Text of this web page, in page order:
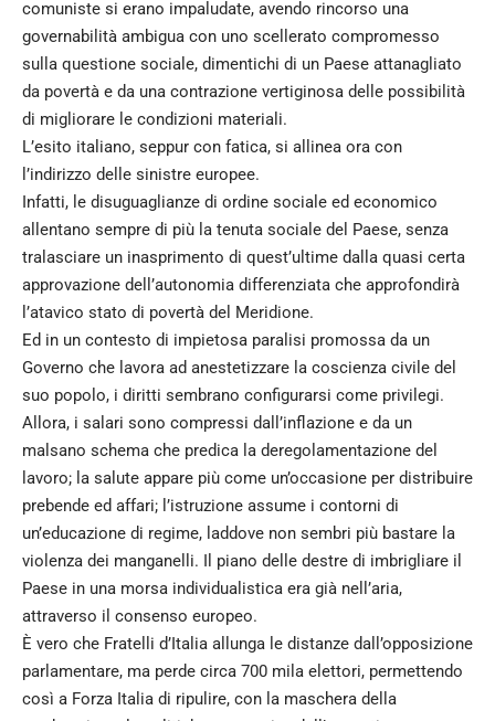
comuniste si erano impaludate, avendo rincorso una
governabilità ambigua con uno scellerato compromesso
sulla questione sociale, dimentichi di un Paese attanagliato
da povertà e da una contrazione vertiginosa delle possibilità
di migliorare le condizioni materiali.
L’esito italiano, seppur con fatica, si allinea ora con
l’indirizzo delle sinistre europee.
Infatti, le disuguaglianze di ordine sociale ed economico
allentano sempre di più la tenuta sociale del Paese, senza
tralasciare un inasprimento di quest’ultime dalla quasi certa
approvazione dell’autonomia differenziata che approfondirà
l’atavico stato di povertà del Meridione.
Ed in un contesto di impietosa paralisi promossa da un
Governo che lavora ad anestetizzare la coscienza civile del
suo popolo, i diritti sembrano configurarsi come privilegi.
Allora, i salari sono compressi dall’inflazione e da un
malsano schema che predica la deregolamentazione del
lavoro; la salute appare più come un’occasione per distribuire
prebende ed affari; l’istruzione assume i contorni di
un’educazione di regime, laddove non sembri più bastare la
violenza dei manganelli. Il piano delle destre di imbrigliare il
Paese in una morsa individualistica era già nell’aria,
attraverso il consenso europeo.
È vero che Fratelli d’Italia allunga le distanze dall’opposizione
parlamentare, ma perde circa 700 mila elettori, permettendo
così a Forza Italia di ripulire, con la maschera della